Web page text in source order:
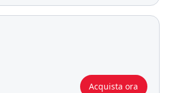
Acquista ora